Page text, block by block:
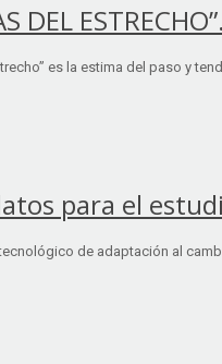
DEL
es la estima del paso y
para el
de adaptación al